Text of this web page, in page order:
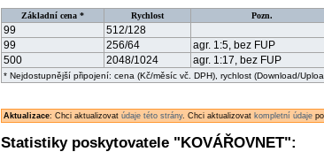
Základní cena * Rychlost Pozn.
99 512/128
99
256/64 agr. 1:5, bez FUP
500
2048/1024 agr. 1:17, bez FUP
* Nejdostupnější připojení: cena (Kč/měsíc vč. DPH), rychlost (Download/
Aktualizace: Chci aktualizovat údaje této strány. Chci aktualizovat kompletní údaje
Statistiky poskytovatele "KOVÁŘOVNET":